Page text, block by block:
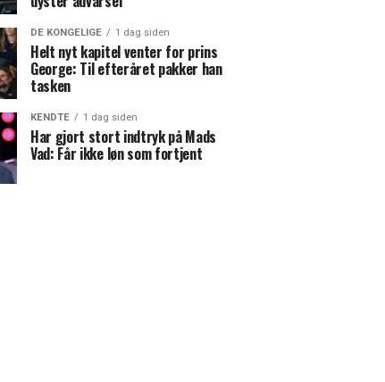
DE KONGELIGE 1 dag siden
Helt nyt kapitel venter for prins
George: Til efteråret pakker han
tasken
KENDTE 1 dag siden
Har gjort stort indtryk på Mads
Vad: Får ikke løn som fortjent